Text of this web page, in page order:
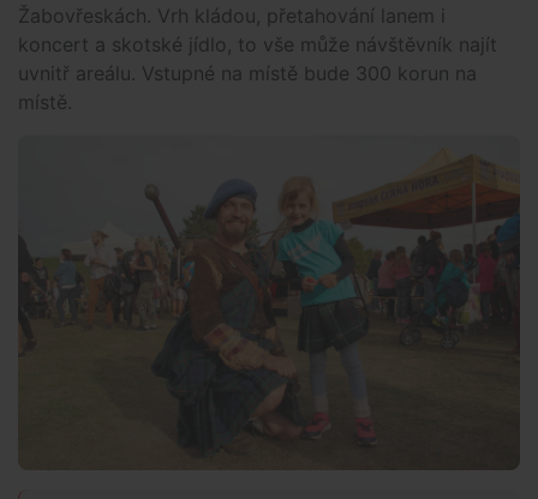
Žabovřeskách. Vrh kládou, přetahování lanem i
koncert a skotské jídlo, to vše může návštěvník najít
uvnitř areálu. Vstupné na místě bude 300 korun na
místě.